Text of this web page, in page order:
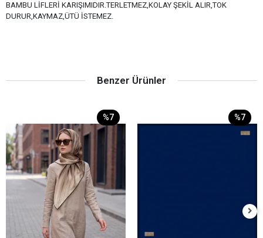
BAMBU LİFLERİ KARIŞIMIDIR.TERLETMEZ,KOLAY ŞEKİL ALIR,TOK
DURUR,KAYMAZ,ÜTÜ İSTEMEZ.
Benzer Ürünler
%7 %7